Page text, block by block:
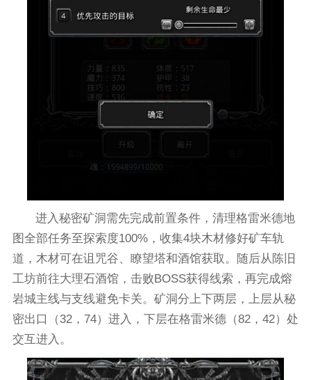
进入秘密矿洞需先完成前置条件，清理格雷米德地
图全部任务至探索度100%，收集4块木材修好矿车轨
道，木材可在诅咒谷、瞭望塔和酒馆获取。随后从陈旧
工坊前往大理石酒馆，击败BOSS获得线索，再完成熔
岩城主线与支线避免卡关。矿洞分上下两层，上层从秘
密出口（32，74）进入，下层在格雷米德（82，42）处
交互进入。